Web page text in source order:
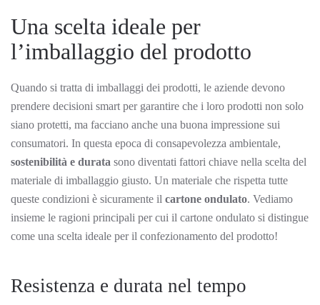
Una scelta ideale per
l’imballaggio del prodotto
Quando si tratta di imballaggi dei prodotti, le aziende devono
prendere decisioni smart per garantire che i loro prodotti non solo
siano protetti, ma facciano anche una buona impressione sui
consumatori. In questa epoca di consapevolezza ambientale,
sostenibilità e durata sono diventati fattori chiave nella scelta del
materiale di imballaggio giusto. Un materiale che rispetta tutte
queste condizioni è sicuramente il cartone ondulato. Vediamo
insieme le ragioni principali per cui il cartone ondulato si distingue
come una scelta ideale per il confezionamento del prodotto!
Resistenza e durata nel tempo